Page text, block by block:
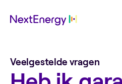
Veelgestelde vragen